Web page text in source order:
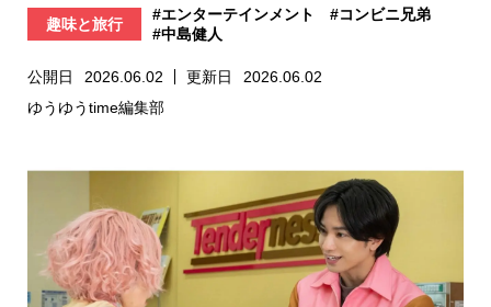
趣味と旅行
#エンターテインメント
#コンビニ兄弟
#中島健人
公開日 2026.06.02 更新日
2026.06.02
ゆうゆうtime編集部